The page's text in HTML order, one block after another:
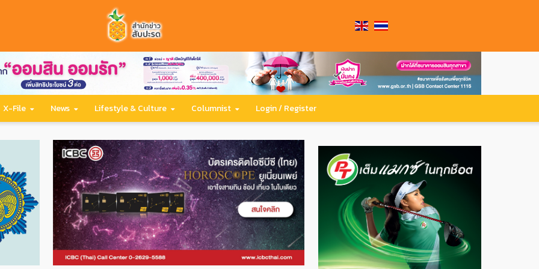
X-File News Lifestyle & Culture Columnist Login / Register